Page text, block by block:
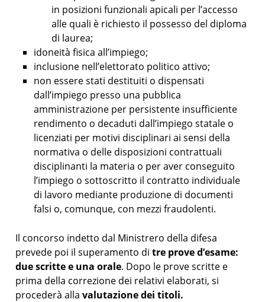
in posizioni funzionali apicali per l’accesso
alle quali è richiesto il possesso del diploma
di laurea;
idoneità fisica all’impiego;
inclusione nell’elettorato politico attivo;
non essere stati destituiti o dispensati
dall’impiego presso una pubblica
amministrazione per persistente insufficiente
rendimento o decaduti dall’impiego statale o
licenziati per motivi disciplinari ai sensi della
normativa o delle disposizioni contrattuali
disciplinanti la materia o per aver conseguito
l’impiego o sottoscritto il contratto individuale
di lavoro mediante produzione di documenti
falsi o, comunque, con mezzi fraudolenti.
Il concorso indetto dal Ministrero della difesa
prevede poi il superamento di tre prove d’esame:
due scritte e una orale. Dopo le prove scritte e
prima della correzione dei relativi elaborati, si
procederà allavalutazione dei titoli.